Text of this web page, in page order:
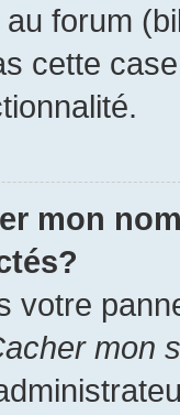
forum
cette
mon
votre
mon